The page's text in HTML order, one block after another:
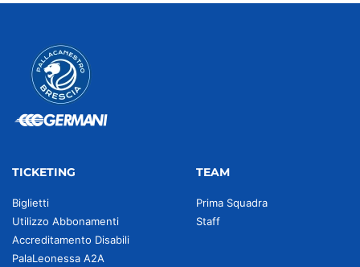
TICKETING
Biglietti
Utilizzo Abbonamenti
Accreditamento Disabili
PalaLeonessa A2A
TEAM
Prima Squadra
Staff